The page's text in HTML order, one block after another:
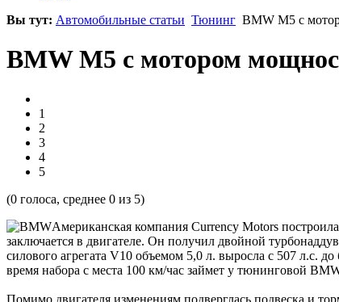
Вы тут: Автомобильные статьи Тюнинг BMW М5 с
BMW М5 с мотором
1
2
3
4
5
(0 голоса, среднее 0 из 5)
Американская компания Currency Motors
заключается в двигателе. Он получил двойной
силового агрегата V10 объемом 5,0 л. выросла с 507 л.с.
время набора с места 100 км/час займет у тюнинговой
Помимо двигателя изменениям подверглась подвеска и